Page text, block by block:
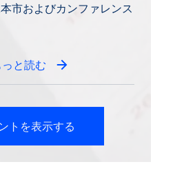
市およびカンファレンス
と読む
トを表示する